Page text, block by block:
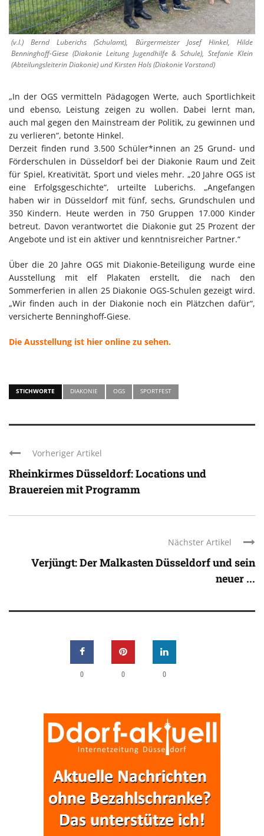
(v.l.) Bernd Luberichs (Schulamt), Bürgermeister Josef Hinkel, Hilde
Benninghoff-Giese (Diakonie Leitung Jugendhilfe & Schule), Stefanie Klein
(Abteilungsleiterin Diakonie) und Kirsten Hols (Diakonie Vorstand)
„In der OGS vermitteln Pädagogen Werte, auch Sportlichkeit
und ebenso, Leistung zeigen zu wollen. Dabei lernt man,
auch mal gegen den Mainstream der Politik, zu gewinnen und
zu verlieren“, betonte Hinkel.
Derzeit finden rund 3.500 Schüler*innen an 25 Grund- und
Förderschulen in Düsseldorf bei der Diakonie Raum und Zeit
für Spiel, Kreativität, Sport und vieles mehr. „20 Jahre OGS ist
eine Erfolgsgeschichte“, urteilte Luberichs. „Angefangen
haben wir in Düsseldorf mit fünf, sechs, Grundschulen und
350 Kindern. Heute werden in 750 Gruppen 17.000 Kinder
betreut. Davon verantwortet die Diakonie gut 25 Prozent der
Angebote und ist ein aktiver und kenntnisreicher Partner.“
Über die 20 Jahre OGS mit Diakonie-Beteiligung wurde eine
Ausstellung mit elf Plakaten erstellt, die nach den
Sommerferien in allen 25 Diakonie OGS-Schulen gezeigt wird.
„Wir finden auch in der Diakonie noch ein Plätzchen dafür“,
versicherte Benninghoff-Giese.
Die Ausstellung ist hier online zu sehen.
STICHWORTE DIAKONIE OGS SPORTFEST
Vorheriger Artikel
Rheinkirmes Düsseldorf: Locations und
Brauereien mit Programm
Nächster Artikel
Verjüngt: Der Malkasten Düsseldorf und sein
neuer ...
0 0 0